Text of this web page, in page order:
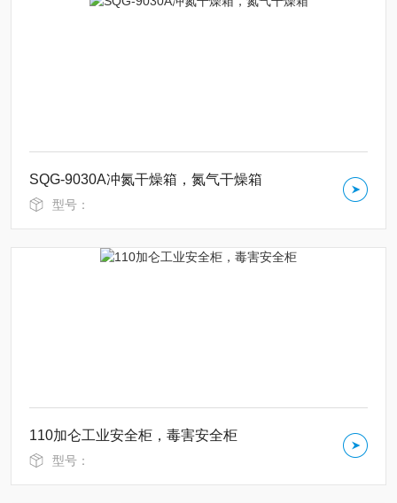
SQG-9030A冲氮干燥箱，氮气干燥箱
型号：
110加仑工业安全柜，毒害安全柜
型号：